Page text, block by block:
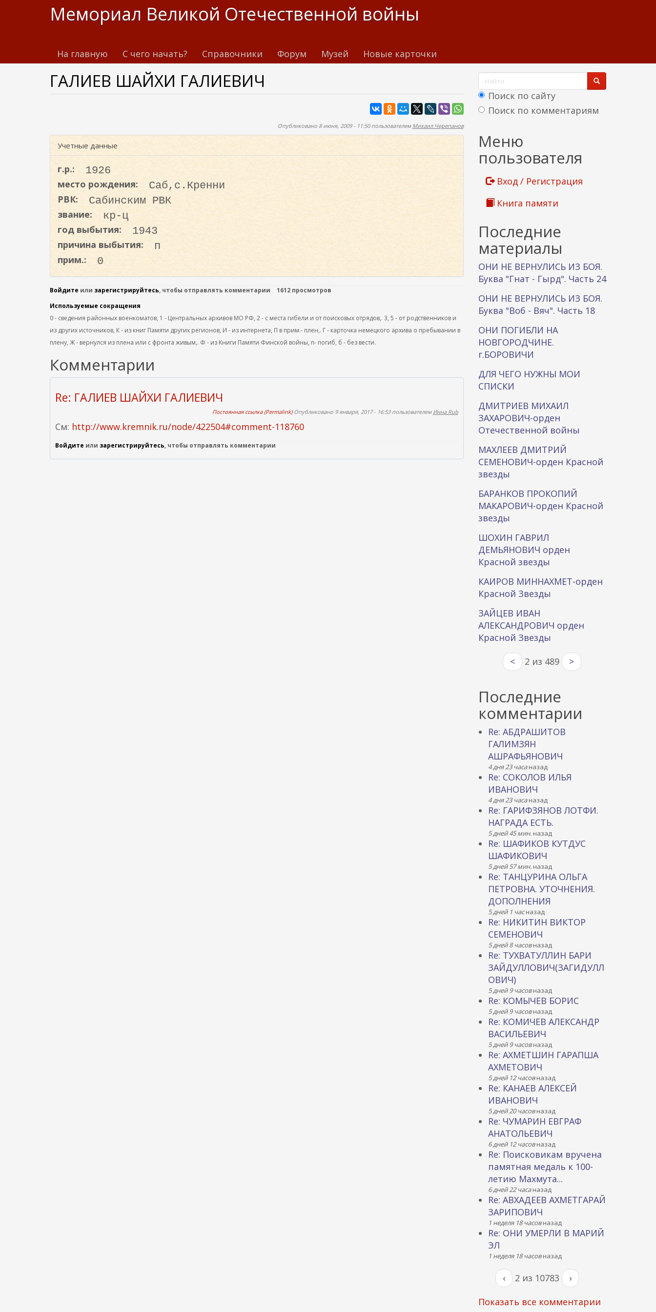
т
Мемориал Великой Отечественной войны
На главную С чего начать? Справочники Форум Музей Новые карточки
ГАЛИЕВ ШАЙХИ ГАЛИЕВИЧ
Опубликовано 8 июня, 2009 - 11:50 пользователем Михаил Черепанов
Учетные данные
г.р.: 1926
место рождения: Саб,с.Кренни
РВК: Сабинским РВК
звание: кр-ц
год выбытия: 1943
причина выбытия: п
прим.: 0
Войдите или зарегистрируйтесь, чтобы отправлять комментарии
1612 просмотров
Используемые сокращения
0 - сведения районных военкоматов, 1 - Центральных архивов МО РФ, 2 - с места гибели и от поисковых отрядов,. 3, 5 - от родственников и
из других источников, К - из книг Памяти других регионов, И - из интернета, П в прим.- плен,. Г - карточка немецкого архива о пребывании в
плену, Ж - вернулся из плена или с фронта живым,. Ф - из Книги Памяти Финской войны, п- погиб, б - без вести.
Комментарии
Re: ГАЛИЕВ ШАЙХИ ГАЛИЕВИЧ
Постоянная ссылка (Permalink)Опубликовано 9 января, 2017 - 16:53 пользователем Инна Rub
См: http://www.kremnik.ru/node/422504#comment-118760
Войдите или зарегистрируйтесь, чтобы отправлять комментарии
Ф
о
р
а
п
о
и
к
а
Поиск по сайту
Поиск по комментариям
Меню
пользователя
Вход / Регистрация
Книга памяти
Последние
материалы
ОНИ НЕ ВЕРНУЛИСЬ ИЗ БОЯ.
Буква "Гнат - Гырд". Часть 24
ОНИ НЕ ВЕРНУЛИСЬ ИЗ БОЯ.
Буква "Воб - Вяч". Часть 18
ОНИ ПОГИБЛИ НА
НОВГОРОДЧИНЕ.
г.БОРОВИЧИ
ДЛЯ ЧЕГО НУЖНЫ МОИ
СПИСКИ
ДМИТРИЕВ МИХАИЛ
ЗАХАРОВИЧ-орден
Отечественной войны
МАХЛЕЕВ ДМИТРИЙ
СЕМЕНОВИЧ-орден Красной
звезды
БАРАНКОВ ПРОКОПИЙ
МАКАРОВИЧ-орден Красной
звезды
ШОХИН ГАВРИЛ
ДЕМЬЯНОВИЧ орден
Красной звезды
КАИРОВ МИННАХМЕТ-орден
Красной Звезды
ЗАЙЦЕВ ИВАН
АЛЕКСАНДРОВИЧ орден
Красной Звезды
< 2 из 489 >
Последние
комментарии
Re: АБДРАШИТОВ
ГАЛИМЗЯН
АШРАФЬЯНОВИЧ
4 дня 23 часаназад
Re: СОКОЛОВ ИЛЬЯ
ИВАНОВИЧ
4 дня 23 часаназад
Re: ГАРИФЗЯНОВ ЛОТФИ.
НАГРАДА ЕСТЬ.
5 дней 45 мин.назад
Re: ШАФИКОВ КУТДУС
ШАФИКОВИЧ
5 дней 57 мин.назад
Re: ТАНЦУРИНА ОЛЬГА
ПЕТРОВНА. УТОЧНЕНИЯ.
ДОПОЛНЕНИЯ
5 дней 1 часназад
Re: НИКИТИН ВИКТОР
СЕМЕНОВИЧ
5 дней 8 часовназад
Re: ТУХВАТУЛЛИН БАРИ
ЗАЙДУЛЛОВИЧ(ЗАГИДУЛЛ
ОВИЧ)
5 дней 9 часовназад
Re: КОМЫЧЕВ БОРИС
5 дней 9 часовназад
Re: КОМИЧЕВ АЛЕКСАНДР
ВАСИЛЬЕВИЧ
5 дней 9 часовназад
Re: АХМЕТШИН ГАРАПША
АХМЕТОВИЧ
5 дней 12 часовназад
Re: КАНАЕВ АЛЕКСЕЙ
ИВАНОВИЧ
5 дней 20 часовназад
Re: ЧУМАРИН ЕВГРАФ
АНАТОЛЬЕВИЧ
6 дней 12 часовназад
Re: Поисковикам вручена
памятная медаль к 100-
летию Махмута...
6 дней 22 часаназад
Re: АВХАДЕЕВ АХМЕТГАРАЙ
ЗАРИПОВИЧ
1 неделя 18 часовназад
Re: ОНИ УМЕРЛИ В МАРИЙ
ЭЛ
1 неделя 18 часовназад
‹ 2 из 10783 ›
Показать все комментарии